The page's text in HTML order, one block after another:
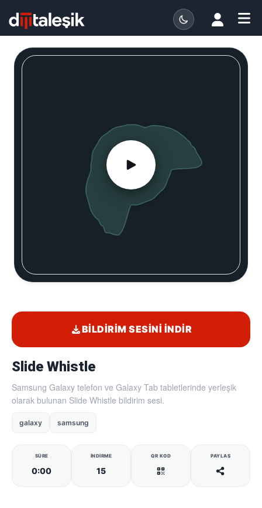
Slide Whistle
Samsung Galaxy telefon ve Galaxy Tab tabletlerinde yerleşik
olarak bulunan Slide Whistle bildirim sesi.
galaxy samsung
SÜRE
0:00
İNDIRME
15
QR KOD PAYLAŞ
BILDIRIM SESINI İNDIR